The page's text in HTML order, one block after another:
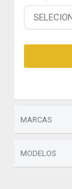
MARCAS
MODELOS